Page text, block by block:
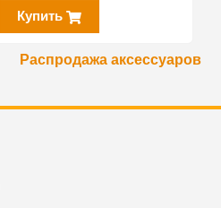
Купить
Распродажа аксессуаров